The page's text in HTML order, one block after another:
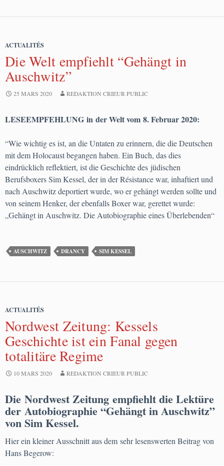
ACTUALITÉS
Die Welt empfiehlt “Gehängt in
Auschwitz”
25 MARS 2020 REDAKTION CRIEUR PUBLIC
LESEEMPFEHLUNG in der Welt vom 8. Februar 2020:
“Wie wichtig es ist, an die Untaten zu erinnern, die die Deutschen
mit dem Holocaust begangen haben. Ein Buch, das dies
eindrücklich reflektiert, ist die Geschichte des jüdischen
Berufsboxers Sim Kessel, der in der Résistance war, inhaftiert und
nach Auschwitz deportiert wurde, wo er gehängt werden sollte und
von seinem Henker, der ebenfalls Boxer war, gerettet wurde:
„Gehängt in Auschwitz. Die Autobiographie eines Überlebenden“
AUSCHWITZ DRANCY SIM KESSEL
ACTUALITÉS
Nordwest Zeitung: Kessels
Geschichte ist ein Fanal gegen
totalitäre Regime
10 MARS 2020 REDAKTION CRIEUR PUBLIC
Die Nordwest Zeitung empfiehlt die Lektüre
der Autobiographie “Gehängt in Auschwitz”
von Sim Kessel.
Hier ein kleiner Ausschnitt aus dem sehr lesenswerten Beitrag von
Hans Begerow: